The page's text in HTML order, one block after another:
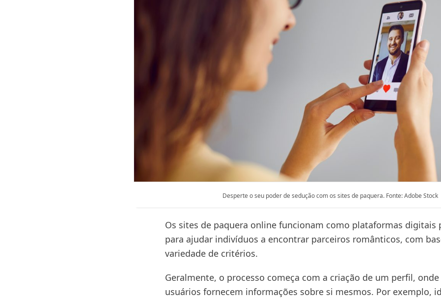
Desperte o seu poder de sedução com os sites de paquera. Fonte: Adobe Stock
Os sites de paquera online funcionam como plataformas digitais
para ajudar indivíduos a encontrar parceiros românticos, com
variedade de critérios.
Geralmente, o processo começa com a criação de um perfil, onde
usuários fornecem informações sobre si mesmos. Por exemplo,